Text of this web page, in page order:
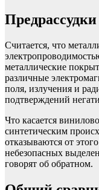
Считается, что
металлические
различные
поля, излучения и
подтверждений
Что касается
синтетическим
отказываются от
небезопасных
говорят об обратном.